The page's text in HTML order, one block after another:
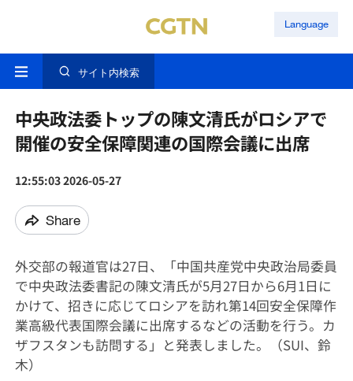
Language
サイト内検索
中央政法委トップの陳文清氏がロシアで
開催の安全保障関連の国際会議に出席
12:55:03 2026-05-27
Share
外交部の報道官は27日、「中国共産党中央政治局委員
で中央政法委書記の陳文清氏が5月27日から6月1日に
かけて、招きに応じてロシアを訪れ第14回安全保障作
業高級代表国際会議に出席するなどの活動を行う。カ
ザフスタンも訪問する」と発表しました。（SUI、鈴
木）